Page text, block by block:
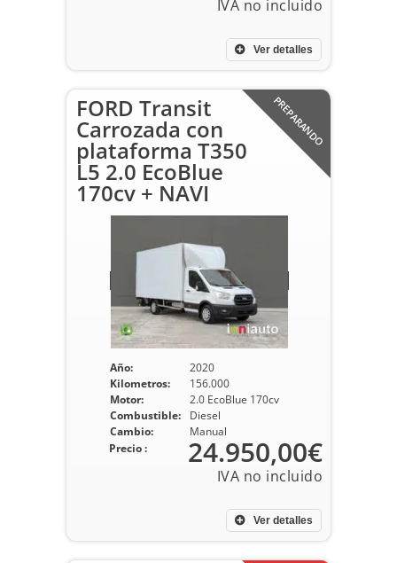
Ver detalles
PREPARANDO
FORD Transit
Carrozada con
plataforma T350
L5 2.0 EcoBlue
170cv + NAVI
Año:
2020
Kilometros:
156.000
Motor:
2.0 EcoBlue 170cv
Combustible:
Diesel
Cambio:
Manual
Ver detalles
Precio : 24.950,00€